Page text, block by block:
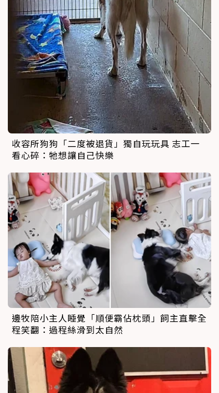
收容所狗狗「二度被退貨」獨自玩玩具 志工一
看心碎：牠想讓自己快樂
邊牧陪小主人睡覺「順便霸佔枕頭」飼主直擊全
程笑翻：過程絲滑到太自然